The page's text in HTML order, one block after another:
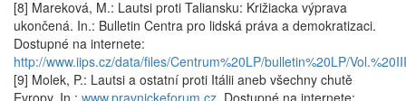
[8] Mareková, M.: Lautsi proti Taliansku: Križiacka výprava
ukončená. In.: Bulletin Centra pro lidská práva a demokratizaci.
Dostupné na internete:
http://www.iips.cz/data/files/Centrum%20LP/bulletin%20LP/
[9] Molek, P.: Lautsi a ostatní proti Itálii aneb všechny chutě
Evropy. In.: www.pravnickeforum.cz. Dostupné na internete: